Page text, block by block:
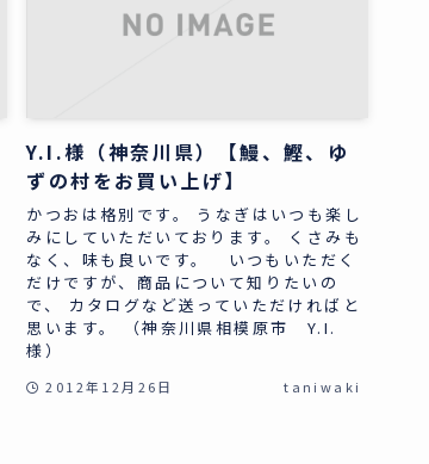
Y.I.様（神奈川県）【鰻、鰹、ゆ
ずの村をお買い上げ】
かつおは格別です。 うなぎはいつも楽し
みにしていただいております。 くさみも
なく、味も良いです。 いつもいただく
だけですが、商品について知りたいの
で、 カタログなど送っていただければと
思います。 （神奈川県相模原市 Y.I.
様）
2012年12月26日 taniwaki